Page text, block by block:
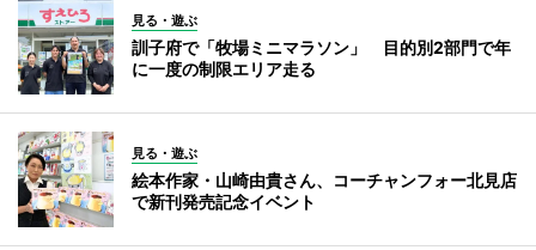
見る・遊ぶ
訓子府で「牧場ミニマラソン」 目的別2部門で年
に一度の制限エリア走る
見る・遊ぶ
絵本作家・山崎由貴さん、コーチャンフォー北見店
で新刊発売記念イベント